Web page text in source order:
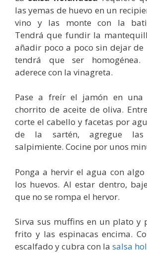
las yemas de huevo en un
vino y las monte con la
Tendrá que fundir la
añadir poco a poco sin dejar de
tendrá que ser homogénea.
aderece con la vinagreta.
Pase a freír el jamón en una
chorrito de aceite de oliva.
corte el cabello y facetas por
de la sartén, agregue las
salpimiente. Cocine por unos
Ponga a hervir el agua con
los huevos. Al estar dentro,
que no se rompa el hervor.
Sirva sus muffins en un plato y
frito y las espinacas encima.
escalfado y cubra con la salsa